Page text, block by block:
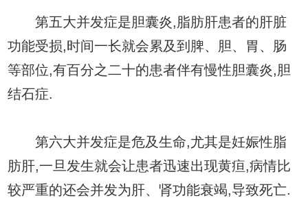
第五大并发症是胆囊炎,脂肪肝患者的肝脏
功能受损,时间一长就会累及到脾、胆、胃、肠
等部位,有百分之二十的患者伴有慢性胆囊炎,胆
结石症.
第六大并发症是危及生命,尤其是妊娠性脂
肪肝,一旦发生就会让患者迅速出现黄疸,病情比
较严重的还会并发为肝、肾功能衰竭,导致死亡.